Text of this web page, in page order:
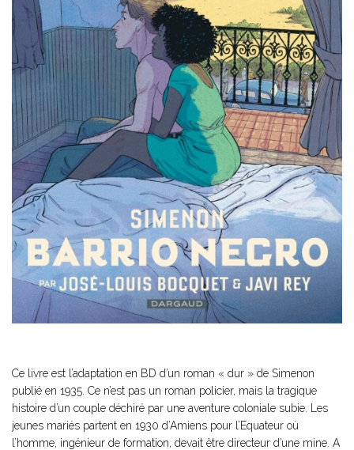
Ce livre est l’adaptation en BD d’un roman « dur » de Simenon
publié en 1935. Ce n’est pas un roman policier, mais la tragique
histoire d’un couple déchiré par une aventure coloniale subie. Les
jeunes mariés partent en 1930 d’Amiens pour l’Equateur où
l’homme, ingénieur de formation, devait être directeur d’une mine. A